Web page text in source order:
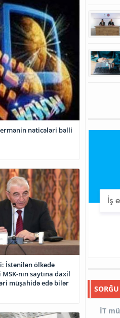
nəticələri bəlli
İstənilən ölkədə
nın saytına daxil
müşahidə edə bilər
SORĞU
İT